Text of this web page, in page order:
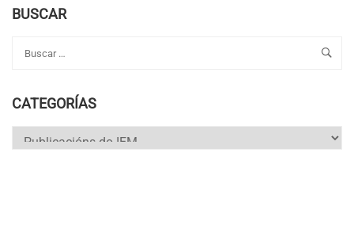
BUSCAR
CATEGORÍAS
Categorías